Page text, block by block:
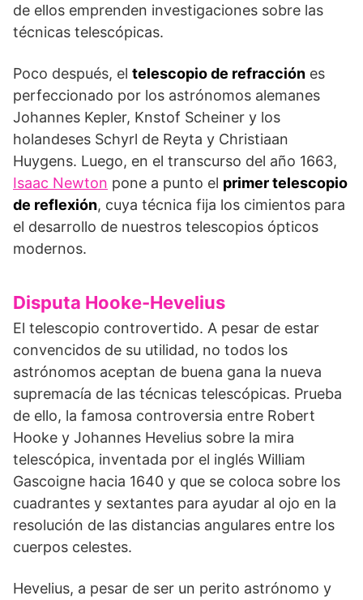
de ellos emprenden investigaciones sobre las
técnicas telescópicas.
Poco después, el telescopio de refracción es
perfeccionado por los astrónomos alemanes
Johannes Kepler, Knstof Scheiner y los
holandeses Schyrl de Reyta y Christiaan
Huygens. Luego, en el transcurso del año 1663,
Isaac Newton pone a punto el primer telescopio
de reflexión, cuya técnica fija los cimientos para
el desarrollo de nuestros telescopios ópticos
modernos.
Disputa Hooke-Hevelius
El telescopio controvertido. A pesar de estar
convencidos de su utilidad, no todos los
astrónomos aceptan de buena gana la nueva
supremacía de las técnicas telescó­picas. Prueba
de ello, la famosa controversia entre Robert
Hooke y Johannes Hevelius sobre la mira
telescópica, inventada por el inglés William
Gascoigne hacia 1640 y que se coloca sobre los
cuadrantes y sex­tantes para ayudar al ojo en la
resolu­ción de las distancias angulares entre los
cuerpos celestes.
Hevelius, a pesar de ser un perito astrónomo y